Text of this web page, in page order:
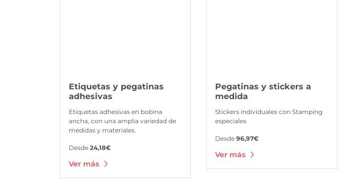
Etiquetas y pegatinas
adhesivas
Etiquetas adhesivas en bobina
ancha, con una amplia variedad de
medidas y materiales.
Desde 24,18€
Ver más
Pegatinas y stickers a
medida
Stickers individuales con Stamping
especiales
Desde 96,97€
Ver más